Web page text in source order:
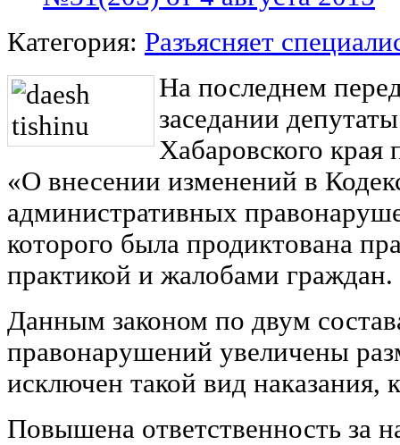
Категория: Разъясняет
На последнем
заседании
Хабаровского края
«О внесении изменений в
административных
которого была продиктована
практикой и жалобами граждан.
Данным законом по двум
правонарушений увеличены
исключен такой вид наказания,
Повышена ответственность за